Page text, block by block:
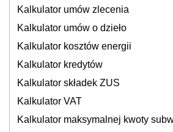
Kalkulator umów zlecenia
Kalkulator umów o dzieło
Kalkulator kosztów energii
Kalkulator kredytów
Kalkulator składek ZUS
Kalkulator VAT
Kalkulator maksymalnej kwoty